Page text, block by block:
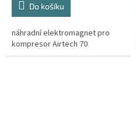
Do košíku
náhradní elektromagnet pro
kompresor Airtech 70